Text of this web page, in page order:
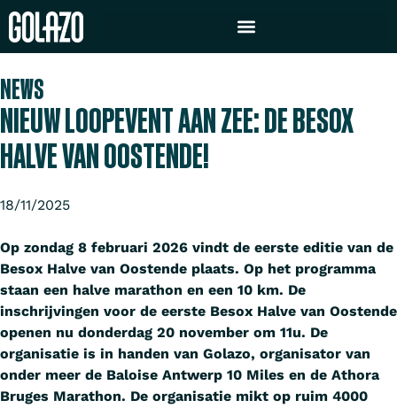
NEWS
NIEUW LOOPEVENT AAN ZEE: DE BESOX
HALVE VAN OOSTENDE!
18/11/2025
Op zondag 8 februari 2026 vindt de eerste editie van de
Besox Halve van Oostende plaats. Op het programma
staan een halve marathon en een 10 km. De
inschrijvingen voor de eerste Besox Halve van Oostende
openen nu donderdag 20 november om 11u. De
organisatie is in handen van Golazo, organisator van
onder meer de Baloise Antwerp 10 Miles en de Athora
Bruges Marathon. De organisatie mikt op ruim 4000